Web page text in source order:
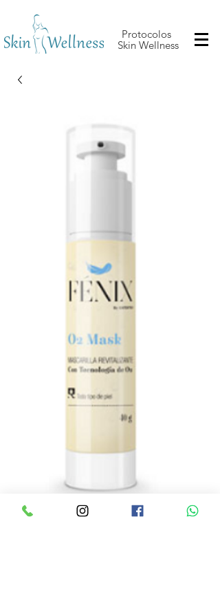
Protocolos
Skin Wellness
O2 Mask